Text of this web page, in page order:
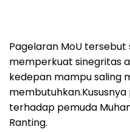
Pagelaran MoU
memperkuat sinegritas
kedepan mampu saling
terhadap pemuda
Ranting.